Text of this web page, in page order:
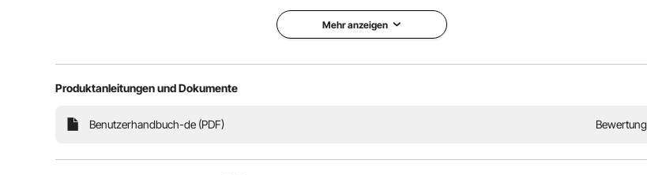
dieser Metallschrank problemlos an Gegenstände unterschiedlicher Höhe an und
ermöglicht so eine individuelle Aufbewahrung von Werkzeugen, Akten, Sportgeräten
Großzügiger Stauraum
Mehr anzeigen
Produktanleitungen und Dokumente
Benutzerhandbuch-de (PDF) Bewertung